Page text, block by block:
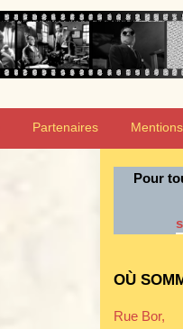
Partenaires
Pour
OÙ
Rue Bor,